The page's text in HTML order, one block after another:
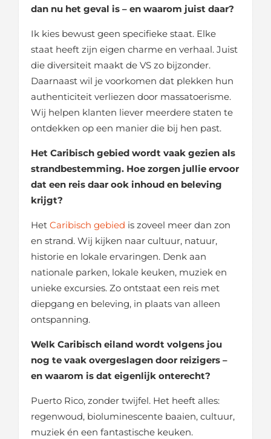
dan nu het geval is – en waarom juist daar?
Ik kies bewust geen specifieke staat. Elke
staat heeft zijn eigen charme en verhaal. Juist
die diversiteit maakt de VS zo bijzonder.
Daarnaast wil je voorkomen dat plekken hun
authenticiteit verliezen door massatoerisme.
Wij helpen klanten liever meerdere staten te
ontdekken op een manier die bij hen past.
Het Caribisch gebied wordt vaak gezien als
strandbestemming. Hoe zorgen jullie ervoor
dat een reis daar ook inhoud en beleving
krijgt?
Het Caribisch gebied is zoveel meer dan zon
en strand. Wij kijken naar cultuur, natuur,
historie en lokale ervaringen. Denk aan
nationale parken, lokale keuken, muziek en
unieke excursies. Zo ontstaat een reis met
diepgang en beleving, in plaats van alleen
ontspanning.
Welk Caribisch eiland wordt volgens jou
nog te vaak overgeslagen door reizigers –
en waarom is dat eigenlijk onterecht?
Puerto Rico, zonder twijfel. Het heeft alles:
regenwoud, bioluminescente baaien, cultuur,
muziek én een fantastische keuken.